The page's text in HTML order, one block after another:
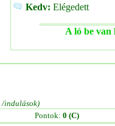
Kedv: Elégedett
A ló be van
/indulások)
Pontok: 0 (C)